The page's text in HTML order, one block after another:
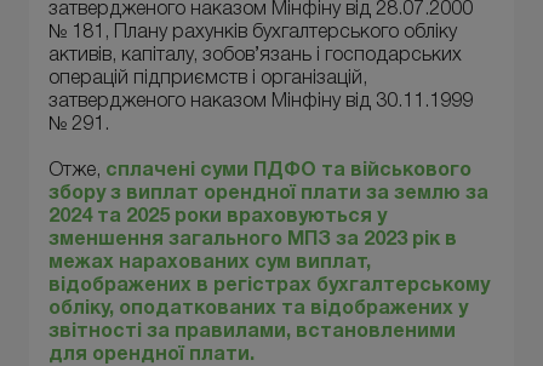
затвердженого наказом Мінфіну від 28.07.2000
№ 181, Плану рахунків бухгалтерського обліку
активів, капіталу, зобов’язань і господарських
операцій підприємств і організацій,
затвердженого наказом Мінфіну від 30.11.1999
№ 291.
Отже, сплачені суми ПДФО та військового
збору з виплат орендної плати за землю за
2024 та 2025 роки враховуються у
зменшення загального МПЗ за 2023 рік в
межах нарахованих сум виплат,
відображених в регістрах бухгалтерському
обліку, оподаткованих та відображених у
звітності за правилами, встановленими
для орендної плати.